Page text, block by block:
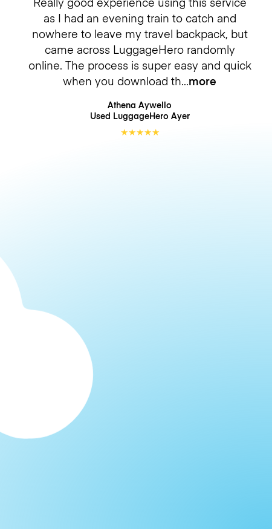
as I had an evening train to catch and
nowhere to leave my travel backpack, but
came across LuggageHero randomly
online. The process is super easy and quick
when you download th more
Athena Aywello
Used LuggageHero Ayer
★★★★★